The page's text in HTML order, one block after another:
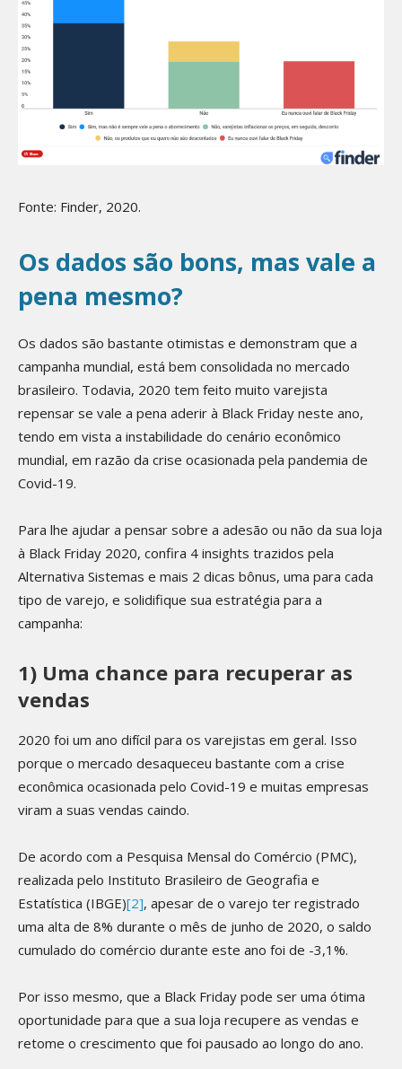
Fonte: Finder, 2020.
Os dados são bons, mas vale a
pena mesmo?
Os dados são bastante otimistas e demonstram que a
campanha mundial, está bem consolidada no mercado
brasileiro. Todavia, 2020 tem feito muito varejista
repensar se vale a pena aderir à Black Friday neste ano,
tendo em vista a instabilidade do cenário econômico
mundial, em razão da crise ocasionada pela pandemia de
Covid-19.
Para lhe ajudar a pensar sobre a adesão ou não da sua loja
à Black Friday 2020, confira 4 insights trazidos pela
Alternativa Sistemas e mais 2 dicas bônus, uma para cada
tipo de varejo, e solidifique sua estratégia para a
campanha:
1) Uma chance para recuperar as
vendas
2020 foi um ano difícil para os varejistas em geral. Isso
porque o mercado desaqueceu bastante com a crise
econômica ocasionada pelo Covid-19 e muitas empresas
viram a suas vendas caindo.
De acordo com a Pesquisa Mensal do Comércio (PMC),
realizada pelo Instituto Brasileiro de Geografia e
Estatística (IBGE)[2], apesar de o varejo ter registrado
uma alta de 8% durante o mês de junho de 2020, o saldo
cumulado do comércio durante este ano foi de -3,1%.
Por isso mesmo, que a Black Friday pode ser uma ótima
oportunidade para que a sua loja recupere as vendas e
retome o crescimento que foi pausado ao longo do ano.